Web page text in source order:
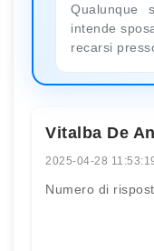
intende
recarsi
Vitalba De
2025-04-28
Numero di